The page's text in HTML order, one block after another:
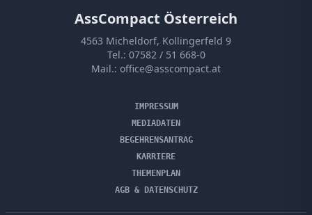
AssCompact Österreich
4563 Micheldorf, Kollingerfeld 9
Tel.: 07582 / 51 668-0
Mail.: office@asscompact.at
IMPRESSUM
MEDIADATEN
BEGEHRENSANTRAG
KARRIERE
THEMENPLAN
AGB & DATENSCHUTZ